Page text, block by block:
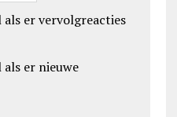
er vervolgreacties
er nieuwe